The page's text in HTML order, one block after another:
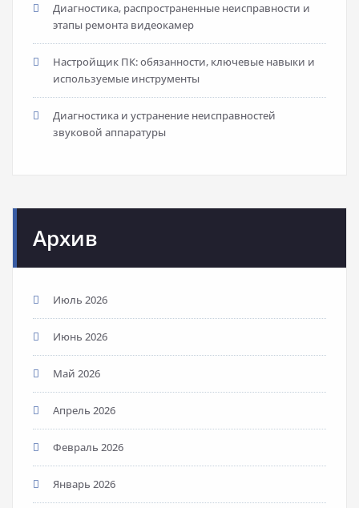
Диагностика, распространенные неисправности и
этапы ремонта видеокамер
Настройщик ПК: обязанности, ключевые навыки и
используемые инструменты
Диагностика и устранение неисправностей
звуковой аппаратуры
Архив
Июль 2026
Июнь 2026
Май 2026
Апрель 2026
Февраль 2026
Январь 2026